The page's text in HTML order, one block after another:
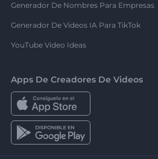
Generador De Nombres Para Empresas
Generador De Videos IA Para TikTok
YouTube Video Ideas
Apps De Creadores De Videos